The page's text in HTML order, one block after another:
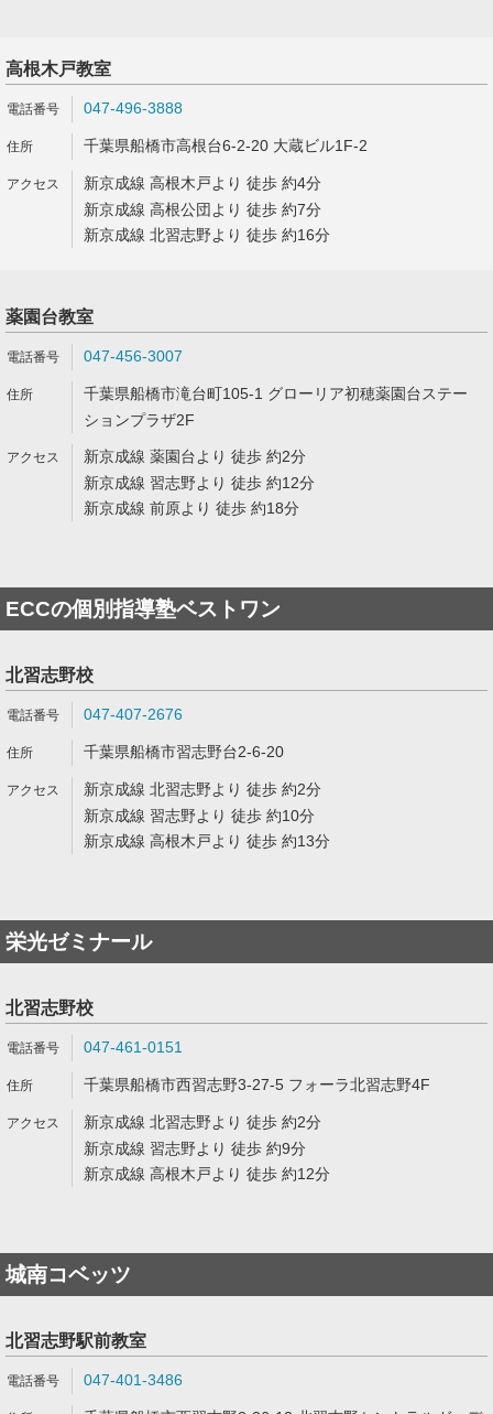
高根木戸教室
047-496-3888
千葉県船橋市高根台6-2-20 大蔵ビル1F-2
新京成線 高根木戸より 徒歩 約4分
新京成線 高根公団より 徒歩 約7分
新京成線 北習志野より 徒歩 約16分
薬園台教室
047-456-3007
千葉県船橋市滝台町105-1 グローリア初穂薬園台ステー
ションプラザ2F
新京成線 薬園台より 徒歩 約2分
新京成線 習志野より 徒歩 約12分
新京成線 前原より 徒歩 約18分
ECCの個別指導塾ベストワン
北習志野校
047-407-2676
千葉県船橋市習志野台2-6-20
新京成線 北習志野より 徒歩 約2分
新京成線 習志野より 徒歩 約10分
新京成線 高根木戸より 徒歩 約13分
栄光ゼミナール
北習志野校
047-461-0151
千葉県船橋市西習志野3-27-5 フォーラ北習志野4F
新京成線 北習志野より 徒歩 約2分
新京成線 習志野より 徒歩 約9分
新京成線 高根木戸より 徒歩 約12分
城南コベッツ
北習志野駅前教室
047-401-3486